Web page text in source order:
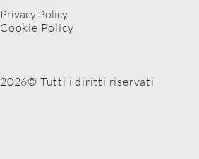
Privacy Policy
Cookie Policy
2026© Tutti i diritti riservati